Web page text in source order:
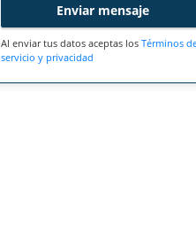
Enviar mensaje
Al enviar tus datos aceptas los Términos
servicio y privacidad